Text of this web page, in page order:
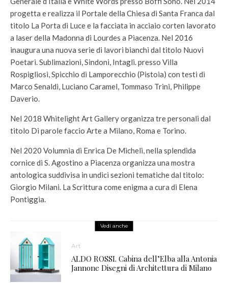
progetta e realizza il Portale della Chiesa di Santa Franca dal
titolo La Porta di Luce e la facciata in acciaio corten lavorato
a laser della Madonna di Lourdes a Piacenza. Nel 2016
inaugura una nuova serie di lavori bianchi dal titolo Nuovi
Poetari. Sublimazioni, Sindoni, Intagli. presso Villa
Rospigliosi, Spicchio di Lamporecchio (Pistoia) con testi di
Marco Senaldi, Luciano Caramel, Tommaso Trini, Philippe
Daverio.
Nel 2018 Whitelight Art Gallery organizza tre personali dal
titolo Di parole faccio Arte a Milano, Roma e Torino.
Nel 2020 Volumnia di Enrica De Micheli, nella splendida
cornice di S. Agostino a Piacenza organizza una mostra
antologica suddivisa in undici sezioni tematiche dal titolo:
Giorgio Milani. La Scrittura come enigma a cura di Elena
Pontiggia.
Vedi anche
Art
ALDO ROSSI. Cabina dell’Elba alla Antonia
Jannone Disegni di Architettura di Milano